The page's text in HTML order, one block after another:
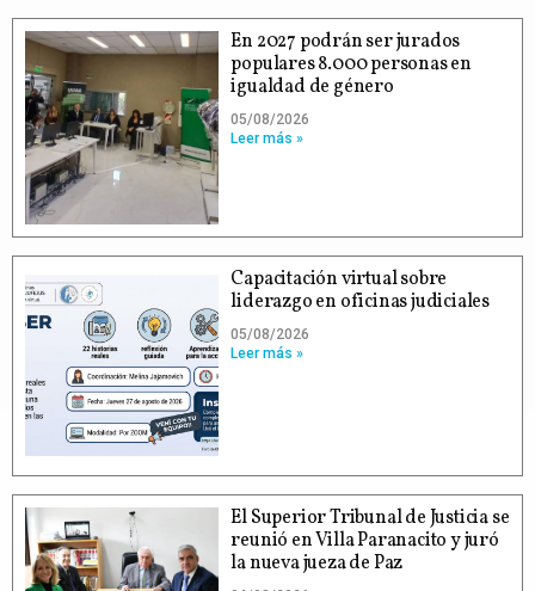
En 2027 podrán ser jurados
populares 8.000 personas en
igualdad de género
05/08/2026
Leer más »
Capacitación virtual sobre
liderazgo en oficinas judiciales
05/08/2026
Leer más »
El Superior Tribunal de Justicia se
reunió en Villa Paranacito y juró
la nueva jueza de Paz